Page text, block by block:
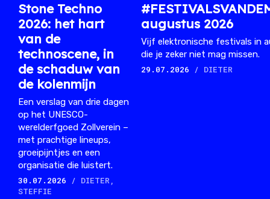
Stone Techno
2026: het hart
van de
technoscene, in
de schaduw van
de kolenmijn
Een verslag van drie dagen
op het UNESCO-
werelderfgoed Zollverein –
met prachtige lineups,
groeipijntjes en een
organisatie die luistert.
30.07.2026
/ DIETER,
STEFFIE
augustus 2026
Vijf elektronische festivals in
die je zeker niet mag missen.
29.07.2026
/ DIETER